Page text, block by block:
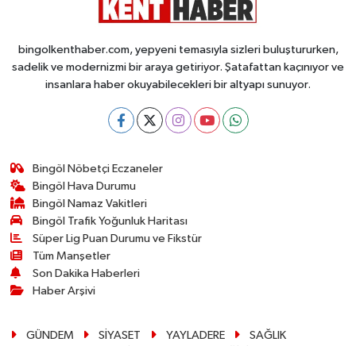
bingolkenthaber.com, yepyeni temasıyla sizleri buluştururken,
sadelik ve modernizmi bir araya getiriyor. Şatafattan kaçınıyor ve
insanlara haber okuyabilecekleri bir altyapı sunuyor.
Bingöl Nöbetçi Eczaneler
Bingöl Hava Durumu
Bingöl Namaz Vakitleri
Bingöl Trafik Yoğunluk Haritası
Süper Lig Puan Durumu ve Fikstür
Tüm Manşetler
Son Dakika Haberleri
Haber Arşivi
GÜNDEM SİYASET YAYLADERE
SAĞLIK
SİYASET
SOLHAN
YAYLADERE
YEDİSU